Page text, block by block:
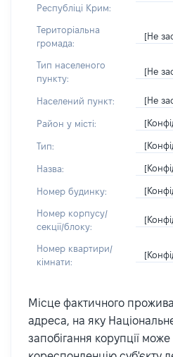
Республіці Крим:
Територіальна
громада:
[Не
Тип населеного
пункту:
[Не
Населений пункт: [Не
Район у місті:
Тип:
Назва:
Номер будинку:
Номер корпусу/
секції/блоку:
Номер квартири/
кімнати:
Місце фактичного
адреса, на яку
запобігання корупції